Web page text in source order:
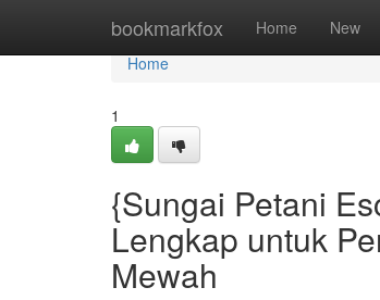
bookmarkfox Home New
Home
Home
1
{Sungai Petani
Lengkap untuk
Mewah